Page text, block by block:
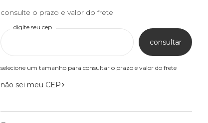
consulte o prazo e valor do frete
digite seu cep
consultar
selecione um tamanho para consultar o prazo e valor do frete
não sei meu CEP